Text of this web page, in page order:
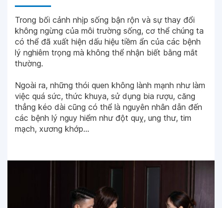
Trong bối cảnh nhịp sống bận rộn và sự thay đổi
không ngừng của môi trường sống, cơ thể chúng ta
có thể đã xuất hiện dấu hiệu tiềm ẩn của các bệnh
lý nghiêm trọng mà không thể nhận biết bằng mắt
thường.
Ngoài ra, những thói quen không lành mạnh như làm
việc quá sức, thức khuya, sử dụng bia rượu, căng
thẳng kéo dài cũng có thể là nguyên nhân dẫn đến
các bệnh lý nguy hiểm như đột quỵ, ung thư, tim
mạch, xương khớp...